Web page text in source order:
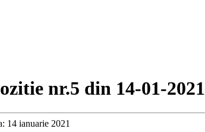
nr.5 din 14-01-2021
14 ianuarie 2021